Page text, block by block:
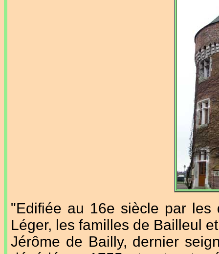
"Edifiée au 16e siècle par les
Léger, les familles de Bailleul
Jérôme de Bailly, dernier